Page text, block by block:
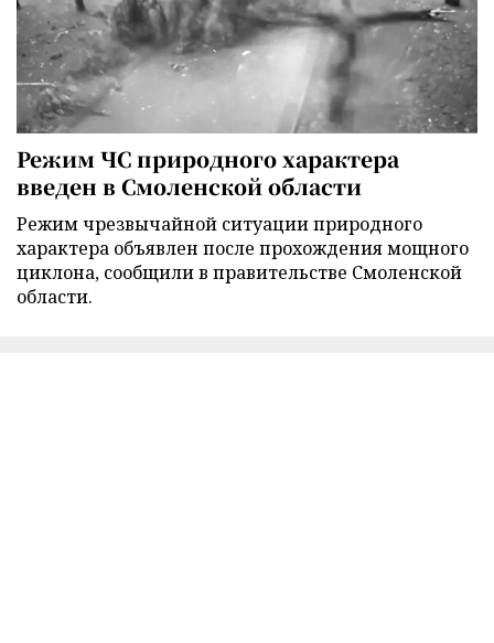
Режим ЧС природного характера
введен в Смоленской области
Режим чрезвычайной ситуации природного
характера объявлен после прохождения мощного
циклона, сообщили в правительстве Смоленской
области.